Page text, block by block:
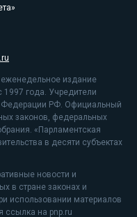
еженедельное издание
года. Учредители
Федерации РФ. Официальный
законов, федеральных
«Парламентская
в десяти субъектах
новости и
в стране законах и
использовании материалов
ссылка на pnp.ru